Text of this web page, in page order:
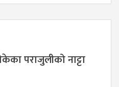
पराजुलीको नाट्टा